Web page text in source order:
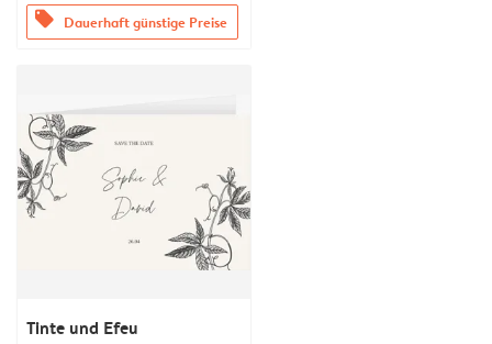
offers Dauerhaft günstige Preise
Tinte und Efeu